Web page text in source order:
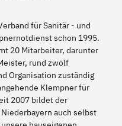
für Sanitär - und
schon 1995.
20 Mitarbeiter, darunter
rund zwölf
Organisation zuständig
Klempner für
2007 bildet der
auch selbst